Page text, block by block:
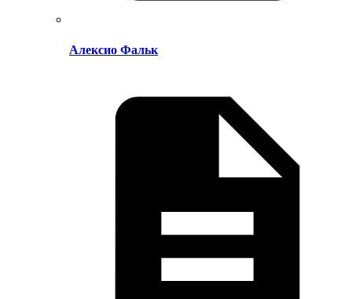
Алексио Фальк